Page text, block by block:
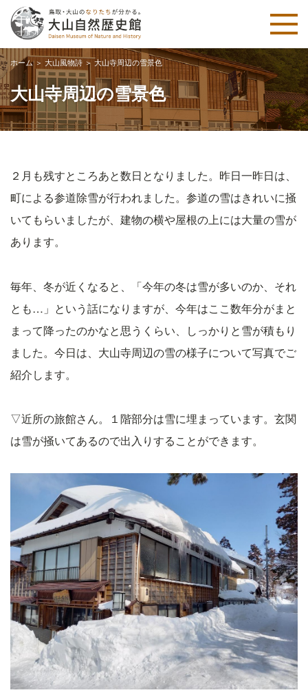
ホーム＞ 大山風物詩＞大山寺周辺の雪景色
大山寺周辺の雪景色
２月も残すところあと数日となりました。昨日一昨日は、
町による参道除雪が行われました。参道の雪はきれいに掻
いてもらいましたが、建物の横や屋根の上には大量の雪が
あります。
毎年、冬が近くなると、「今年の冬は雪が多いのか、それ
とも…」という話になりますが、今年はここ数年分がまと
まって降ったのかなと思うくらい、しっかりと雪が積もり
ました。今日は、大山寺周辺の雪の様子について写真でご
紹介します。
▽近所の旅館さん。１階部分は雪に埋まっています。玄関
は雪が掻いてあるので出入りすることができます。